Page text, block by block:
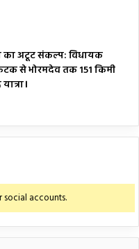
का अटूट संकल्प: विधायक
से भोरमदेव तक 151 किमी
accounts.